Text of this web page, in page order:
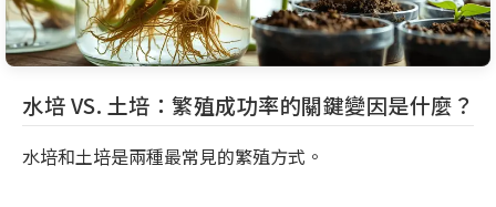
水培 VS. 土培：繁殖成功率的關鍵變因是什麼？
水培和土培是兩種最常見的繁殖方式。